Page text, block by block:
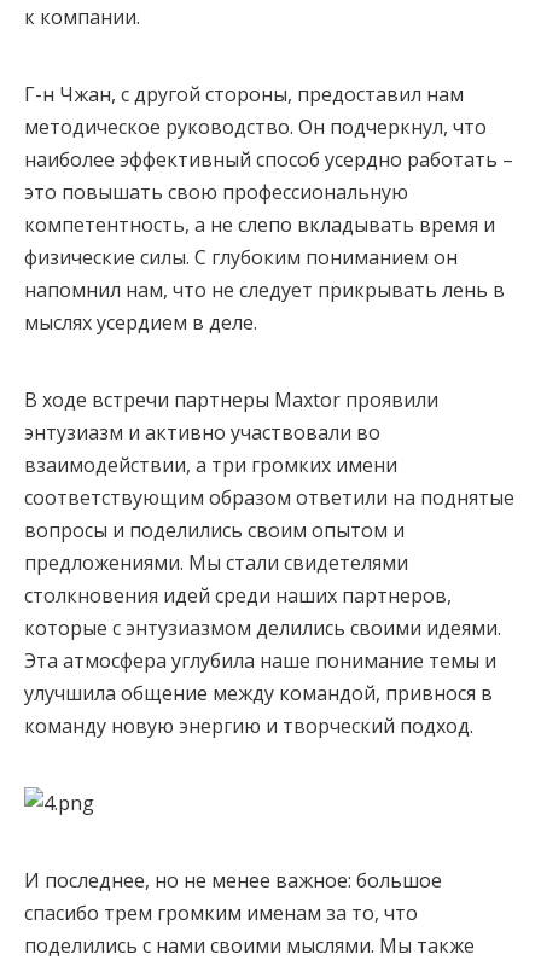
к компании.
Г-н Чжан, с другой стороны, предоставил нам
методическое руководство. Он подчеркнул, что
наиболее эффективный способ усердно работать –
это повышать свою профессиональную
компетентность, а не слепо вкладывать время и
физические силы. С глубоким пониманием он
напомнил нам, что не следует прикрывать лень в
мыслях усердием в деле.
В ходе встречи партнеры Maxtor проявили
энтузиазм и активно участвовали во
взаимодействии, а три громких имени
соответствующим образом ответили на поднятые
вопросы и поделились своим опытом и
предложениями. Мы стали свидетелями
столкновения идей среди наших партнеров,
которые с энтузиазмом делились своими идеями.
Эта атмосфера углубила наше понимание темы и
улучшила общение между командой, привнося в
команду новую энергию и творческий подход.
И последнее, но не менее важное: большое
спасибо трем громким именам за то, что
поделились с нами своими мыслями. Мы также